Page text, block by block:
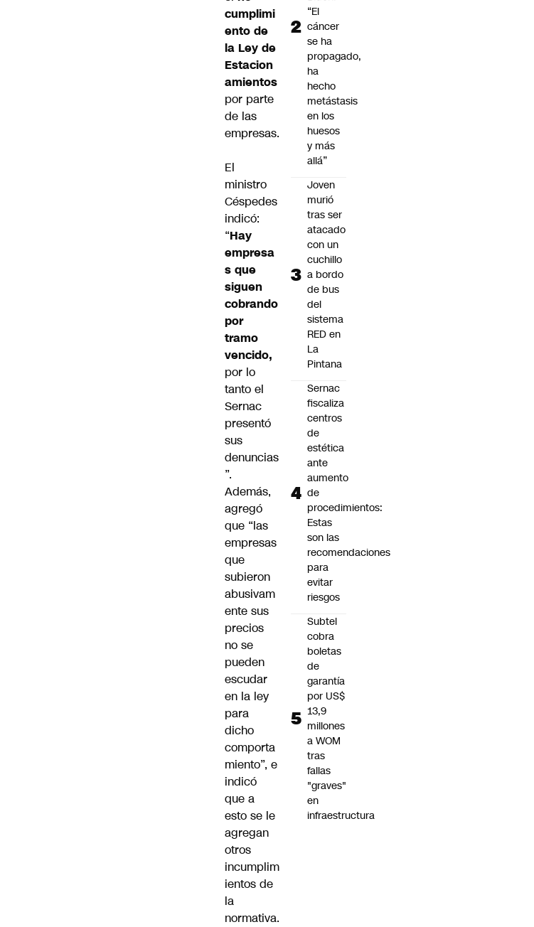
cumplimi
ento de
la Ley de
Estacion
amientos
por parte
de las
empresas.
El
ministro
Céspedes
indicó:
“Hay
empresa
s que
siguen
cobrando
por
tramo
vencido,
por lo
tanto el
Sernac
presentó
sus
denuncias
”.
Además,
agregó
que “las
empresas
que
subieron
abusivam
ente sus
precios
no se
pueden
escudar
en la ley
para
dicho
comporta
miento”, e
indicó
que a
esto se le
agregan
otros
incumplim
ientos de
la
normativa.
“El
cáncer
se ha
propagado,
ha
hecho
metástasis
en los
huesos
y más
allá”
Joven
murió
tras ser
atacado
con un
cuchillo
a bordo
de bus
del
sistema
RED en
La
Pintana
Sernac
fiscaliza
centros
de
estética
ante
aumento
de
procedimientos:
Estas
son las
recomendaciones
para
evitar
riesgos
Subtel
cobra
boletas
de
garantía
por US$
13,9
millones
a WOM
tras
fallas
"graves"
en
infraestructura